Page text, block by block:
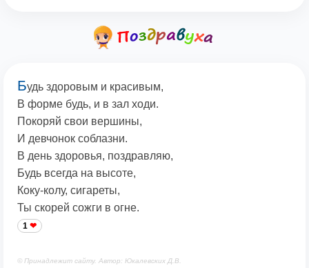
Будь здоровым и красивым,
В форме будь, и в зал ходи.
Покоряй свои вершины,
И девчонок соблазни.
В день здоровья, поздравляю,
Будь всегда на высоте,
Коку-колу, сигареты,
Ты скорей сожги в огне.
1
© Принадлежит сайту. Автор: Юкалевских Д.В.